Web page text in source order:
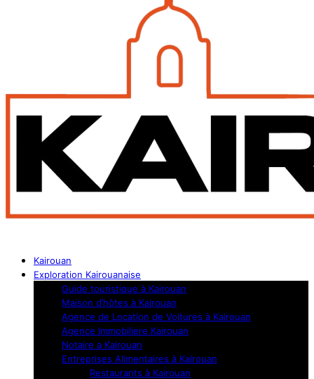
Kairouan
Exploration Kairouanaise
Guide touristique à Kairouan
Maison d’hôtes à Kairouan
Agence de Location de Voitures à Kairouan
Agence Immobiliere Kairouan
Notaire a Kairouan
Entreprises Alimentaires à Kairouan
Restaurants à Kairouan